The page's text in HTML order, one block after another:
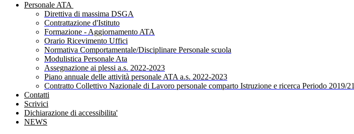
Personale ATA
Direttiva di massima DSGA
Contrattazione d'Istituto
Formazione - Aggiornamento ATA
Orario Ricevimento Uffici
Normativa Comportamentale/Disciplinare Personale scuola
Modulistica Personale Ata
Assegnazione ai plessi a.s. 2022-2023
Piano annuale delle attività personale ATA a.s. 2022-2023
Contratto Collettivo Nazionale di Lavoro personale comparto Istruzione e ricerca Periodo 2019/21
Contatti
Scrivici
Dichiarazione di accessibilita'
NEWS